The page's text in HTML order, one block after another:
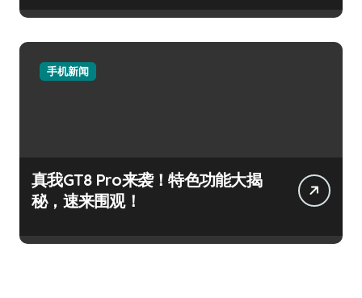
手机新闻
真我GT8 Pro来袭！特色功能大揭
秘，速来围观！